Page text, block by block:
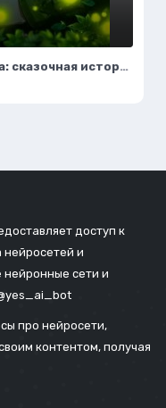
Волшебный лес и нежная встреча: сказочная история в стиле аниме. Нейросеть Midjourney
доступ к
нейросетей и
нейронные сети и
про нейросети,
контентом, получая